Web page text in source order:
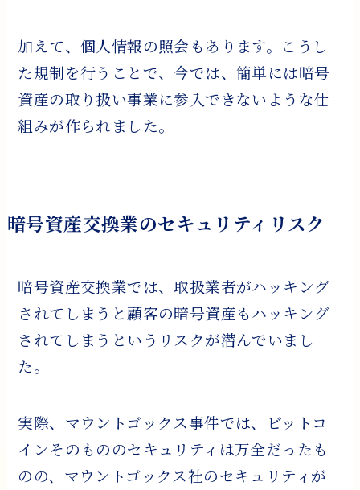
加えて、個人情報の照会もあります。こうし
た規制を行うことで、今では、簡単には暗号
資産の取り扱い事業に参入できないような仕
組みが作られました。
暗号資産交換業のセキュリティリスク
暗号資産交換業では、取扱業者がハッキング
されてしまうと顧客の暗号資産もハッキング
されてしまうというリスクが潜んでいまし
た。
実際、マウントゴックス事件では、ビットコ
インそのもののセキュリティは万全だったも
のの、マウントゴックス社のセキュリティが